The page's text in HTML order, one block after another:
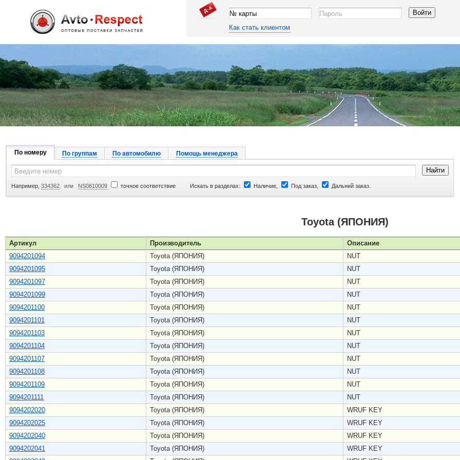
Джапан Авто
Как стать клиентом
По номеру По группам По автомобилю Помощь менеджера
Например, 334362 или NS0810009 точное соответствие Искать в разделах: Наличие, Под заказ, Дальний заказ.
Toyota (ЯПОНИЯ)
Артикул Производитель
Описание
9094201094
Toyota (ЯПОНИЯ)
NUT
9094201095
Toyota (ЯПОНИЯ)
NUT
9094201097
Toyota (ЯПОНИЯ)
NUT
9094201099
Toyota (ЯПОНИЯ)
NUT
9094201100
Toyota (ЯПОНИЯ)
NUT
9094201101
Toyota (ЯПОНИЯ)
NUT
9094201103
Toyota (ЯПОНИЯ)
NUT
9094201104
Toyota (ЯПОНИЯ)
NUT
9094201107
Toyota (ЯПОНИЯ)
NUT
9094201108
Toyota (ЯПОНИЯ)
NUT
9094201109
Toyota (ЯПОНИЯ)
NUT
9094201111
Toyota (ЯПОНИЯ)
NUT
9094202020
Toyota (ЯПОНИЯ)
WRUF KEY
9094202025
Toyota (ЯПОНИЯ)
WRUF KEY
9094202040
Toyota (ЯПОНИЯ)
WRUF KEY
9094202041
Toyota (ЯПОНИЯ)
WRUF KEY